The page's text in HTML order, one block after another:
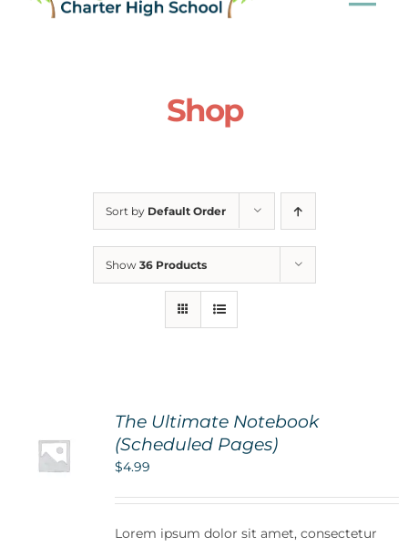
For Parents
Contact Us
Information And Policies NEW
Shop
Sort by Default Order
Show 36 Products
The Ultimate Notebook
(Scheduled Pages)
$4.99
Lorem ipsum dolor sit amet, consectetur